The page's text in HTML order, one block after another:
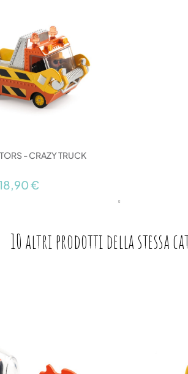
- CRAZY TRUCK
€
10 altri prodotti della stessa